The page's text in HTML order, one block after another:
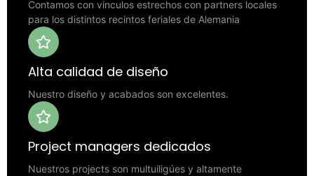
Contamos con vinculos estrechos con partners locales
para los distintos recintos feriales de Alemania
Alta calidad de diseño
Nuestro diseño y acabados son excelentes.
Project managers dedicados
Nuestros projects son multuiligúes y altamente